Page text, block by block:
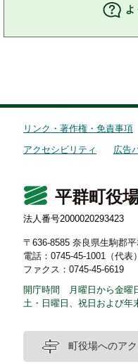
よ
リンク・著作権・免責事項
アクセシビリティ
広告
平群町役
法人番号2000020293423
〒636-8585 奈良県生駒郡
電話：0745-45-1001（代表）
ファクス：0745-45-6619
開庁時間 月曜日から金曜
土・日曜日、祝日および年
町役場へのア